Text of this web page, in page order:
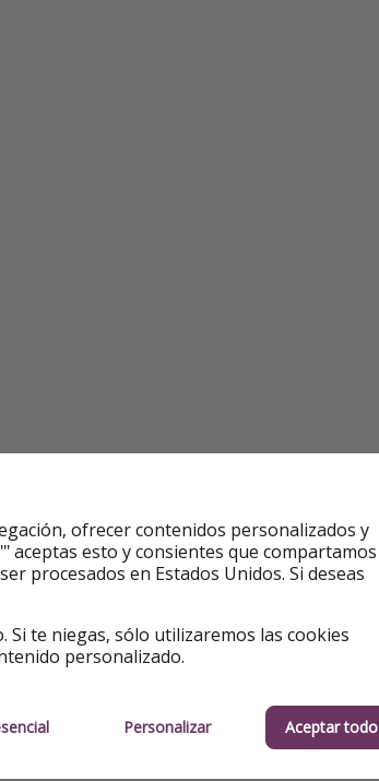
ofrecer contenidos personalizados y
aceptas esto y consientes que compartamos
procesados en Estados Unidos. Si deseas
te niegas, sólo utilizaremos las cookies
personalizado.
Personalizar Aceptar todo